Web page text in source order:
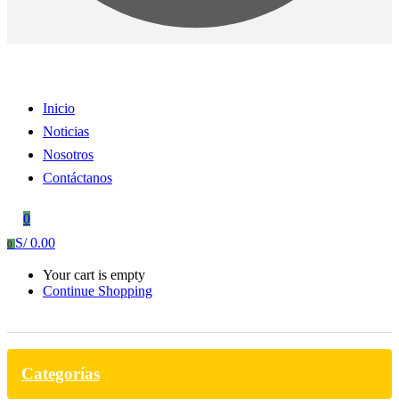
Inicio
Noticias
Nosotros
Contáctanos
0
0 S/0.00
Your cart is empty
Continue Shopping
Categorías